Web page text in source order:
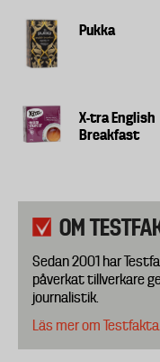
Pukka
X-tra English
Breakfast
OM
Sedan 2001 har
påverkat tillverkare
journalistik.
Läs mer om Testfakta.